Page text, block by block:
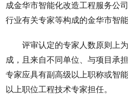
成金华市智能化改造工程服务公
行业有关专家等构成的金华市智
评审认定的专家人数原则上
成，且来自不同单位、与项目承
专家应具有副高级以上职称或智
以上职位工程技术专家担任。